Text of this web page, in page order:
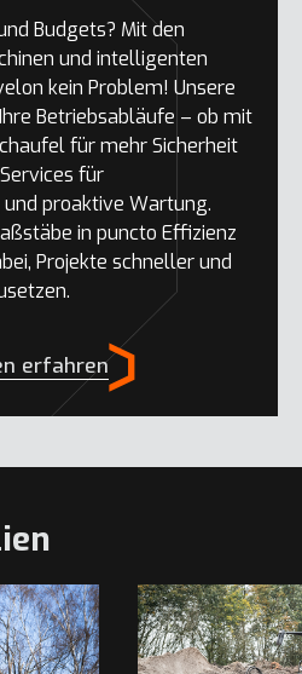
Budgets? Mit den
und intelligenten
kein Problem! Unsere
Betriebsabläufe – ob mit
für mehr Sicherheit
für
proaktive Wartung.
in puncto Effizienz
Projekte schneller und
erfahren